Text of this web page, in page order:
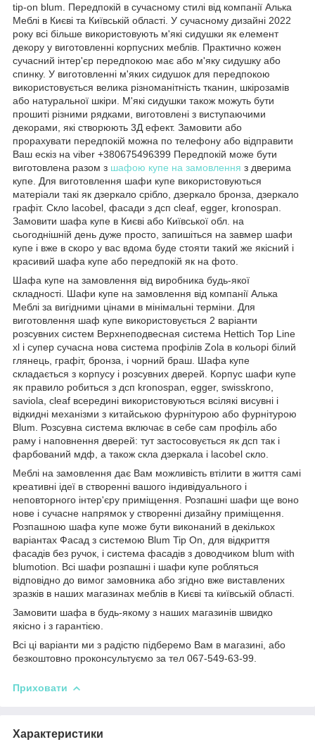
tip-on blum. Передпокій в сучасному стилі від компанії Алька
Меблі в Києві та Київській області. У сучасному дизайні 2022
року всі більше використовують м'які сидушки як елемент
декору у виготовленні корпусних меблів. Практично кожен
сучасний інтер'єр передпокою має або м'яку сидушку або
спинку. У виготовленні м'яких сидушок для передпокою
використовується велика різноманітність тканин, шкірозамів
або натуральної шкіри. М'які сидушки також можуть бути
прошиті різними рядками, виготовлені з виступаючими
декорами, які створюють 3Д ефект. Замовити або
прорахувати передпокій можна по телефону або відправити
Ваш ескіз на viber +380675496399 Передпокій може бути
виготовлена разом з шафою купе на замовлення з дверима
купе. Для виготовлення шафи купе використовуються
матеріали такі як дзеркало срібло, дзеркало бронза, дзеркало
графіт. Скло lacobel, фасади з дсп cleaf, egger, kronospan.
Замовити шафа купе в Києві або Київської обл. на
сьогоднішній день дуже просто, запишіться на завмер шафи
купе і вже в скоро у вас вдома буде стояти такий же якісний і
красивий шафа купе або передпокій як на фото.
Шафа купе на замовлення від виробника будь-якої
складності. Шафи купе на замовлення від компанії Алька
Меблі за вигідними цінами в мінімальні терміни. Для
виготовлення шаф купе використовується 2 варіанти
розсувних систем Верхнеподвесная система Hettich Top Line
xl і супер сучасна нова система профілів Zola в кольорі білий
глянець, графіт, бронза, і чорний браш. Шафа купе
складається з корпусу і розсувних дверей. Корпус шафи купе
як правило робиться з дсп kronospan, egger, swisskrono,
saviola, cleaf всередині використовуються всілякі висувні і
відкидні механізми з китайською фурнітурою або фурнітурою
Blum. Розсувна система включає в себе сам профіль або
раму і наповнення дверей: тут застосовується як дсп так і
фарбований мдф, а також скла дзеркала і lacobel скло.
Меблі на замовлення дає Вам можливість втілити в життя самі
креативні ідеї в створенні вашого індивідуального і
неповторного інтер'єру приміщення. Розпашні шафи ще воно
нове і сучасне напрямок у створенні дизайну приміщення.
Розпашною шафа купе може бути виконаний в декількох
варіантах Фасад з системою Blum Tip On, для відкриття
фасадів без ручок, і система фасадів з доводчиком blum with
blumotion. Всі шафи розпашні і шафи купе робляться
відповідно до вимог замовника або згідно вже виставлених
зразків в наших магазинах меблів в Києві та київській області.
Замовити шафа в будь-якому з наших магазинів швидко
якісно і з гарантією.
Всі ці варіанти ми з радістю підберемо Вам в магазині, або
безкоштовно проконсультуємо за тел 067-549-63-99.
Приховати
Характеристики